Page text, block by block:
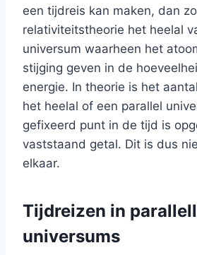
een tijdreis kan maken, dan
relativiteitstheorie het heelal
universum waarheen het
stijging geven in de
energie. In theorie is het
het heelal of een parallel
gefixeerd punt in de tijd is
vaststaand getal. Dit is dus
elkaar.
Tijdreizen in
universums